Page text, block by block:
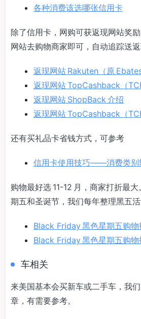
各种消费该选哪张信用卡
除了信用卡，网购可获返现网站奖
网站去购物商家即可，自动追踪送
返现网站 Rakuten（原
返现网站 TopCashback（
返现网站 ShopBack 介绍
返现网站 TopCashback（
还有买礼品卡省钱方式，可参考
信用卡使用技巧——消费类别
购物最好选 11-12 月，商家打折最
期五和圣诞节，我们每年整理黑五
Black Friday 黑色星期五购物
Black Friday 黑色星期五购物
车相关
来美国基本会买新车或二手车，我
章，有需要参考。